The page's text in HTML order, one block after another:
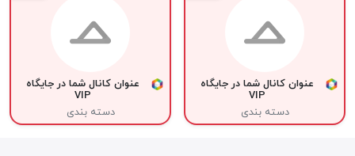
عنوان کانال شما در جایگاه
VIP
دسته بندی
عنوان کانال شما در جایگاه
VIP
دسته بندی